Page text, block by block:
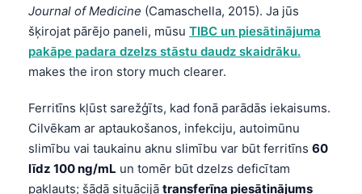
Journal of Medicine (Camaschella, 2015). Ja jūs
šķirojat pārējo paneli, mūsu TIBC un piesātinājuma
pakāpe padara dzelzs stāstu daudz skaidrāku.
makes the iron story much clearer.
Ferritīns kļūst sarežģīts, kad fonā parādās iekaisums.
Cilvēkam ar aptaukošanos, infekciju, autoimūnu
slimību vai taukainu aknu slimību var būt ferritīns 60
līdz 100 ng/mL un tomēr būt dzelzs deficītam
pakļauts; šādā situācijā transferīna piesātinājums